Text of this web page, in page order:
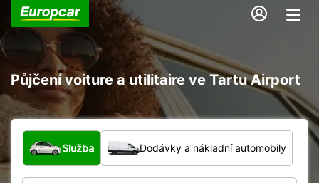
Půjčení voiture a utilitaire ve Tartu Airport
Jaký typ vozidla?
Služba Dodávky a nákladní automobily